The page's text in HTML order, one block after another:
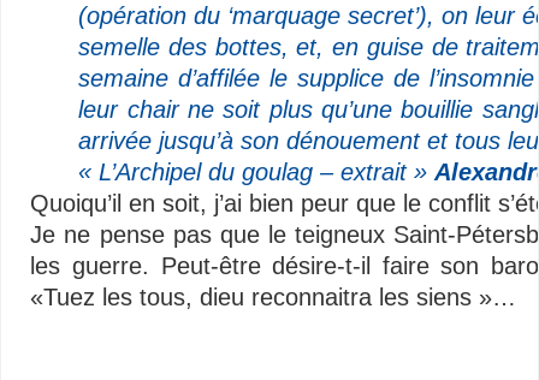
(opération du ‘marquage secret’), on
semelle des bottes, et, en guise de
semaine d’affilée le supplice de
leur chair ne soit plus qu’une bouillie
arrivée jusqu’à son dénouement et tous
« L’Archipel du goulag – extrait »
Quoiqu’il en soit, j’ai bien peur que le conflit
Je ne pense pas que le teigneux Saint-
les guerre. Peut-être désire-t-il faire son
«Tuez les tous, dieu reconnaitra les siens »…